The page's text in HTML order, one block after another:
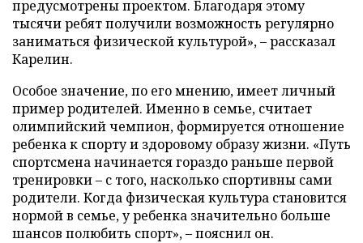
предусмотрены проектом. Благодаря этому
тысячи ребят получили возможность регулярно
заниматься физической культурой», – рассказал
Карелин.
Особое значение, по его мнению, имеет личный
пример родителей. Именно в семье, считает
олимпийский чемпион, формируется отношение
ребенка к спорту и здоровому образу жизни. «Путь
спортсмена начинается гораздо раньше первой
тренировки – с того, насколько спортивны сами
родители. Когда физическая культура становится
нормой в семье, у ребенка значительно больше
шансов полюбить спорт», – пояснил он.